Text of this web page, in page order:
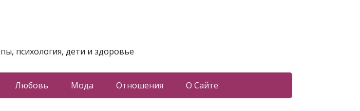
психология, дети и здоровье
Любовь Мода Отношения О Сайте